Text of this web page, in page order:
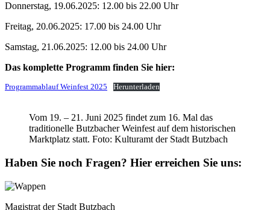
Donnerstag, 19.06.2025: 12.00 bis 22.00 Uhr
Freitag, 20.06.2025: 17.00 bis 24.00 Uhr
Samstag, 21.06.2025: 12.00 bis 24.00 Uhr
Das komplette Programm finden Sie hier:
Programmablauf Weinfest 2025 Herunterladen
Vom 19. – 21. Juni 2025 findet zum 16. Mal das
traditionelle Butzbacher Weinfest auf dem historischen
Marktplatz statt. Foto: Kulturamt der Stadt Butzbach
Haben Sie noch Fragen? Hier erreichen Sie uns:
Magistrat der Stadt Butzbach